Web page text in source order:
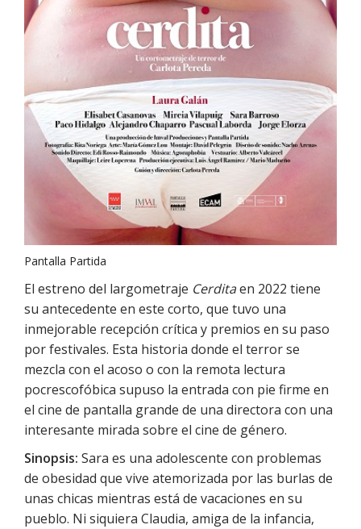
Pantalla Partida
El estreno del largometraje Cerditaen 2022 tiene
su antecedente en este corto, que tuvo una
inmejorable recepción crítica y premios en su paso
por festivales. Esta historia donde el terror se
mezcla con el acoso o con la remota lectura
pocrescofóbica supuso la entrada con pie firme en
el cine de pantalla grande de una directora con una
interesante mirada sobre el cine de género.
Sinopsis: Sara es una adolescente con problemas
de obesidad que vive atemorizada por las burlas de
unas chicas mientras está de vacaciones en su
pueblo. Ni siquiera Claudia, amiga de la infancia,